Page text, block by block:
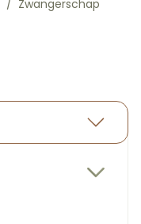
/ Zwangerschap